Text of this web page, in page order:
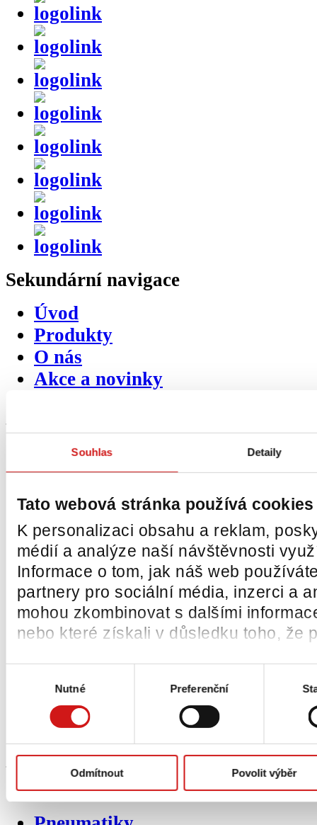
Souhlas Detaily
Tato webová stránka používá cookies
K personalizaci obsahu a reklam,
médií a analýze naší návštěvnosti
Informace o tom, jak náš web
partnery pro sociální média, inzerci a
mohou zkombinovat s dalšími
nebo které získali v důsledku toho, že
Nutné Preferenční
Odmítnout Povolit výběr
Sekundární navigace
Úvod
Produkty
O nás
Akce a novinky
O společnosti
Vize a poslání společnosti
Výhradní zastoupení
Produktové katalogy
Napsali o nás
Reference
Mohli jste nás potkat
Video ukázky
Certifikáty
Politika společnosti
Projekty EU
Ochrana osobních údajů
Zpětný odběr odpadních
Sekundárníkategorieproduktů